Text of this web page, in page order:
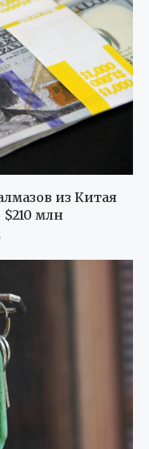
из Китая
млн